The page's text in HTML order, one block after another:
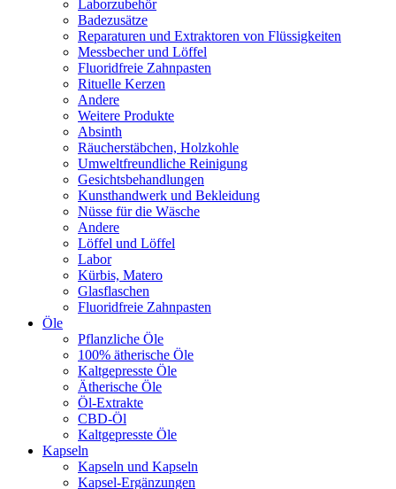
Laborzubehör
Badezusätze
Reparaturen und Extraktoren von Flüssigkeiten
Messbecher und Löffel
Fluoridfreie Zahnpasten
Rituelle Kerzen
Andere
Weitere Produkte
Absinth
Räucherstäbchen, Holzkohle
Umweltfreundliche Reinigung
Gesichtsbehandlungen
Kunsthandwerk und Bekleidung
Nüsse für die Wäsche
Andere
Löffel und Löffel
Labor
Kürbis, Matero
Glasflaschen
Fluoridfreie Zahnpasten
Öle
Pflanzliche Öle
100% ätherische Öle
Kaltgepresste Öle
Ätherische Öle
Öl-Extrakte
CBD-Öl
Kaltgepresste Öle
Kapseln
Kapseln und Kapseln
Kapsel-Ergänzungen